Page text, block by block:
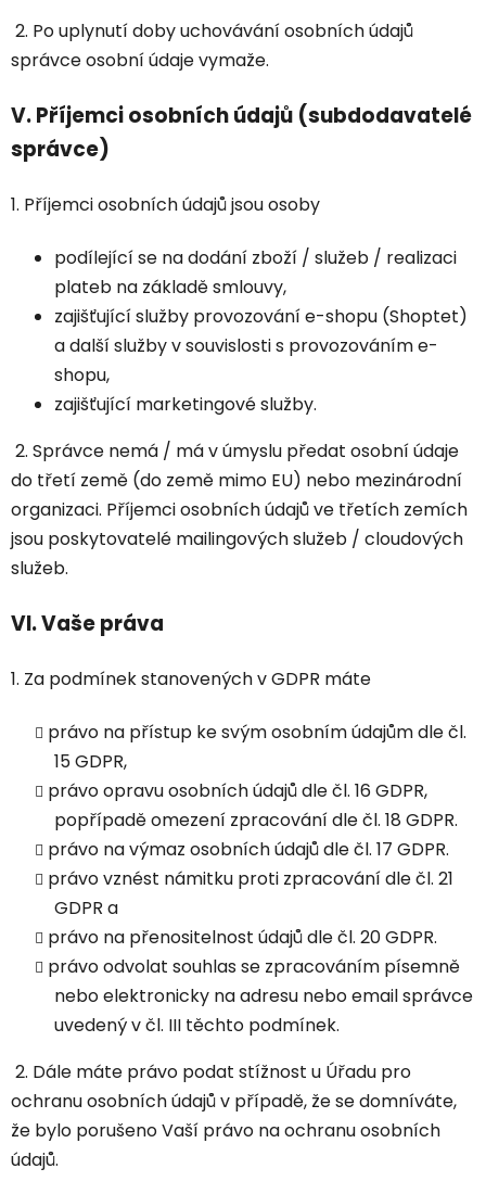
2. Po uplynutí doby uchovávání osobních údajů
správce osobní údaje vymaže.
V.Příjemci osobních údajů (subdodavatelé
správce)
1. Příjemci osobních údajů jsou osoby
podílející se na dodání zboží / služeb / realizaci
plateb na základě smlouvy,
zajišťující služby provozování e-shopu (Shoptet)
a další služby v souvislosti s provozováním e-
shopu,
zajišťující marketingové služby.
2. Správce nemá / má v úmyslu předat osobní údaje
do třetí země (do země mimo EU) nebo mezinárodní
organizaci. Příjemci osobních údajů ve třetích zemích
jsou poskytovatelé mailingových služeb / cloudových
služeb.
VI.Vaše práva
1. Za podmínek stanovených v GDPR máte
právo na přístup ke svým osobním údajům dle čl.
15 GDPR,
právo opravu osobních údajů dle čl. 16 GDPR,
popřípadě omezení zpracování dle čl. 18 GDPR.
právo na výmaz osobních údajů dle čl. 17 GDPR.
právo vznést námitku proti zpracování dle čl. 21
GDPR a
právo na přenositelnost údajů dle čl. 20 GDPR.
právo odvolat souhlas se zpracováním písemně
nebo elektronicky na adresu nebo email správce
uvedený v čl. III těchto podmínek.
2. Dále máte právo podat stížnost u Úřadu pro
ochranu osobních údajů v případě, že se domníváte,
že bylo porušeno Vaší právo na ochranu osobních
údajů.